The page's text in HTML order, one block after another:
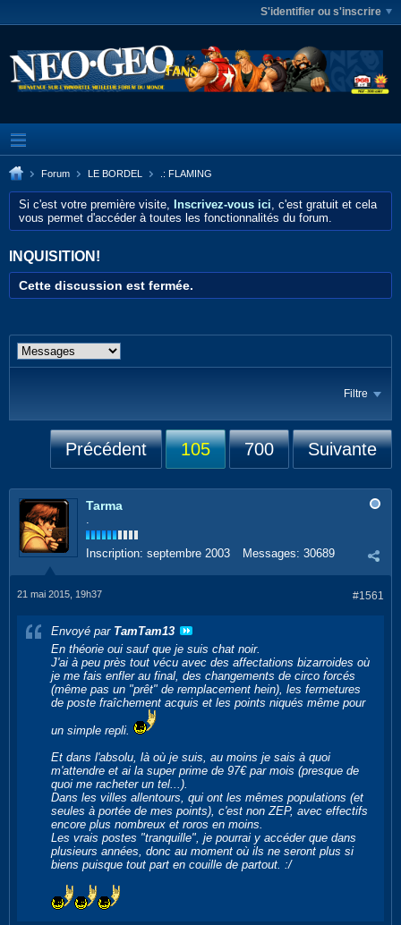
S'identifier ou s'inscrire
Forum LE BORDEL .: FLAMING
Si c'est votre première visite, Inscrivez-vous ici, c'est gratuit et cela
vous permet d'accéder à toutes les fonctionnalités du forum.
INQUISITION!
Cette discussion est fermée.
Filtre
Précédent 105 700 Suivante
Tarma
.
Inscription: septembre 2003 Messages: 30689
#1561
21 mai 2015, 19h37
Envoyé par TamTam13
En théorie oui sauf que je suis chat noir.
J'ai à peu près tout vécu avec des affectations bizarroides où
je me fais enfler au final, des changements de circo forcés
(même pas un "prêt" de remplacement hein), les fermetures
de poste fraîchement acquis et les points niqués même pour
un simple repli.
Et dans l'absolu, là où je suis, au moins je sais à quoi
m'attendre et ai la super prime de 97€ par mois (presque de
quoi me racheter un tel...).
Dans les villes allentours, qui ont les mêmes populations (et
seules à portée de mes points), c'est non ZEP, avec effectifs
encore plus nombreux et roros en moins.
Les vrais postes "tranquille", je pourrai y accéder que dans
plusieurs années, donc au moment où ils ne seront plus si
biens puisque tout part en couille de partout. :/